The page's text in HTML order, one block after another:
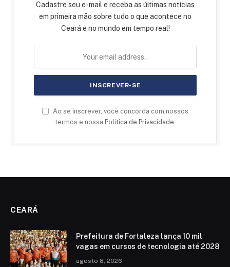
Cadastre seu e-mail e receba as últimas notícias
em primeira mão sobre tudo o que acontece no
Ceará e no mundo em tempo real!
Ao se inscrever, você concorda com nossos
termos e nossa Politica de Privacidade.
CEARÁ
Prefeitura de Fortaleza lança 10 mil
vagas em cursos de tecnologia até 2028
agosto 8, 2026